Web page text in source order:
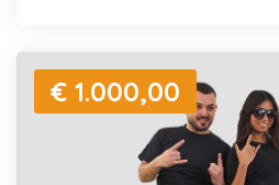
€ 1.000,00